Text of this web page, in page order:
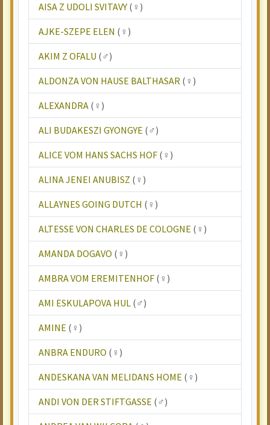
AISA Z UDOLI SVITAVY (♀)
AJKE-SZEPE ELEN (♀)
AKIM Z OFALU (♂)
ALDONZA VON HAUSE BALTHASAR (♀)
ALEXANDRA (♀)
ALI BUDAKESZI GYONGYE (♂)
ALICE VOM HANS SACHS HOF (♀)
ALINA JENEI ANUBISZ (♀)
ALLAYNES GOING DUTCH (♀)
ALTESSE VON CHARLES DE COLOGNE (♀)
AMANDA DOGAVO (♀)
AMBRA VOM EREMITENHOF (♀)
AMI ESKULAPOVA HUL (♂)
AMINE (♀)
ANBRA ENDURO (♀)
ANDESKANA VAN MELIDANS HOME (♀)
ANDI VON DER STIFTGASSE (♂)